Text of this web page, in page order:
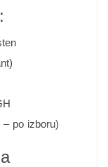
po izboru)